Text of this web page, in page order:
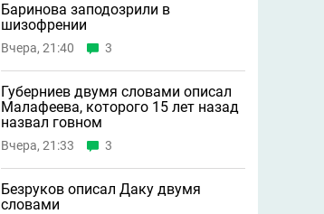
Баринова заподозрили в
шизофрении
Вчера, 21:40 3
Губерниев двумя словами описал
Малафеева, которого 15 лет назад
назвал говном
Вчера, 21:33 3
Безруков описал Даку двумя
словами